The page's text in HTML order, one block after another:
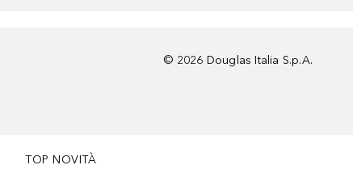
© 2026 Douglas Italia S.p.A.
TOP NOVITÀ